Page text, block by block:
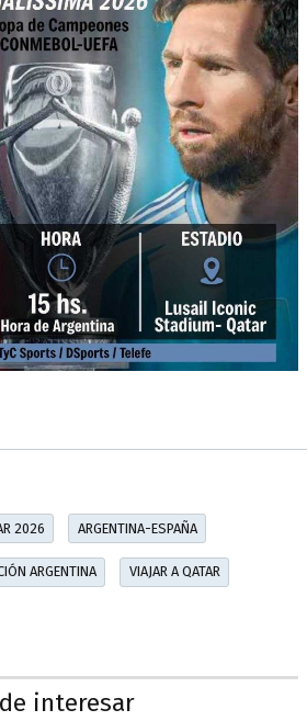
2026 ARGENTINA-ESPAÑA
ARGENTINA VIAJAR A QATAR
interesar